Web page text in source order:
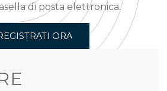
di posta elettronica.
ORA